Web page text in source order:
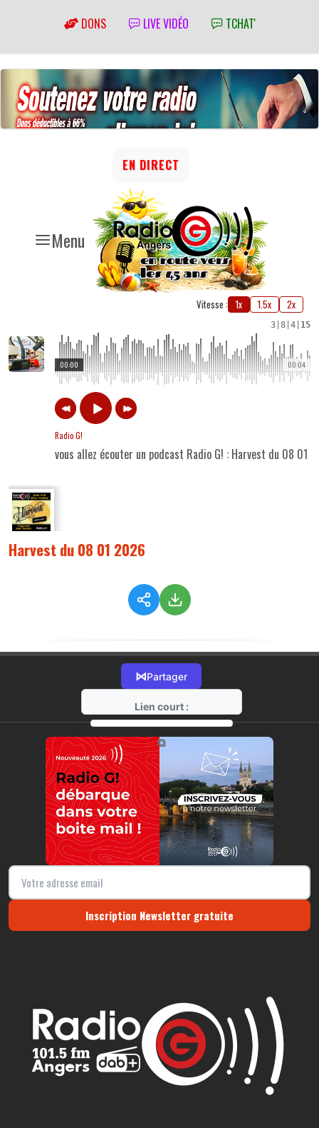
DONS LIVE VIDÉO TCHAT'
Menu
EN DIRECT
Vitesse : 1x 1.5x 2x
3 8 4 15
00:04
00:00
Radio G!
vous allez écouter un podcast Radio G! : Harvest du 08 01
Harvest du 08 01 2026
⋈Partager
Lien court :
https://radio-g.fr?20316
⧉
Inscription Newsletter gratuite